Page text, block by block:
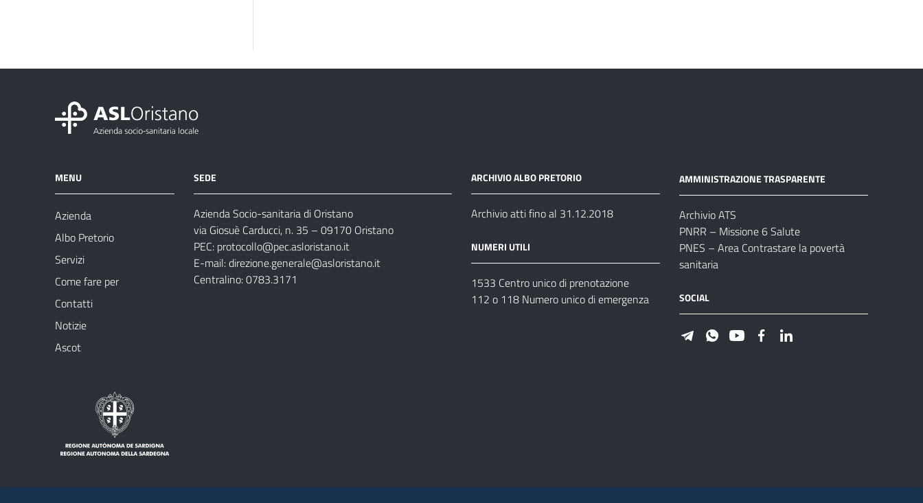
MENU
Azienda
Albo Pretorio
Servizi
Come fare per
Contatti
Notizie
Ascot
SEDE
Azienda Socio-sanitaria di Oristano
via Giosuè Carducci, n. 35 – 09170 Oristano
PEC: protocollo@pec.asloristano.it
E-mail:direzione.generale@asloristano.it
Centralino: 0783.3171
ARCHIVIO ALBO PRETORIO
Archivio atti fino al 31.12.2018
NUMERI UTILI
1533 Centro unico di prenotazione
112 o 118 Numero unico di emergenza
AMMINISTRAZIONE TRASPARENTE
Archivio ATS
PNRR – Missione 6 Salute
PNES – Area Contrastare la povertà
sanitaria
SOCIAL